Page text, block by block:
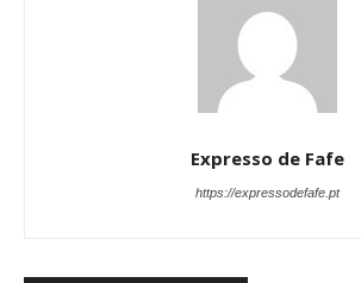
Expresso de Fafe
https://expressodefafe.pt